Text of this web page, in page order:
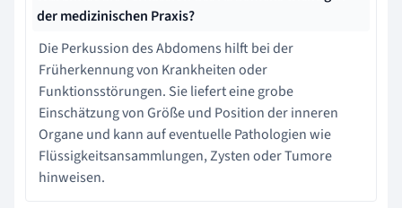
der medizinischen Praxis?
Die Perkussion des Abdomens hilft bei der
Früherkennung von Krankheiten oder
Funktionsstörungen. Sie liefert eine grobe
Einschätzung von Größe und Position der inneren
Organe und kann auf eventuelle Pathologien wie
Flüssigkeitsansammlungen, Zysten oder Tumore
hinweisen.